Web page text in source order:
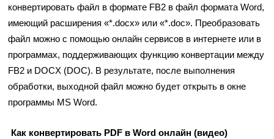
конвертировать файл в формате FB2 в файл формата Word,
имеющий расширения «*.docx» или «*.doc». Преобразовать
файл можно с помощью онлайн сервисов в интернете или в
программах, поддерживающих функцию конвертации между
FB2 и DOCX (DOC). В результате, после выполнения
обработки, выходной файл можно будет открыть в окне
программы MS Word.
Как конвертировать PDF в Word онлайн (видео)